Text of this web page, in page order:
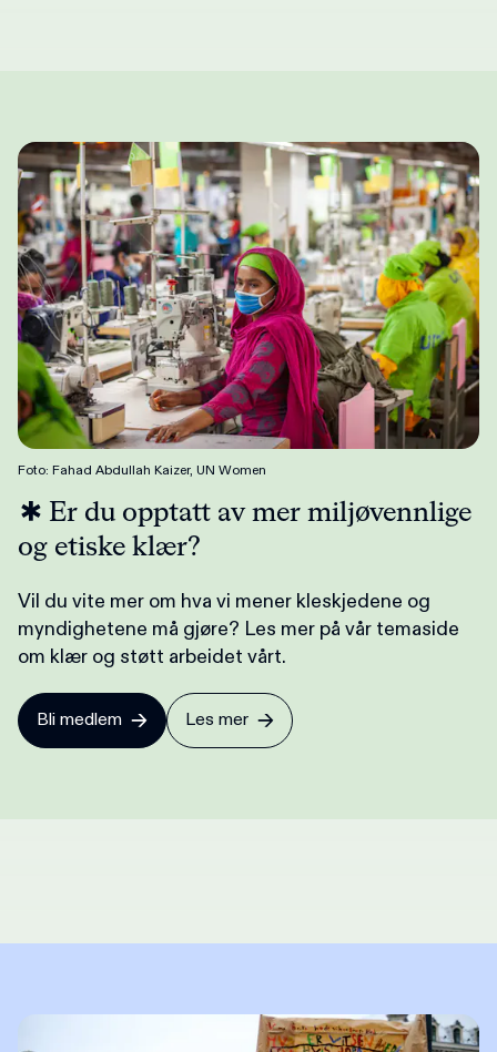
Foto: Fahad Abdullah Kaizer, UN Women
Er du opptatt av mer miljøvennlige
og etiske klær?
Vil du vite mer om hva vi mener kleskjedene og
myndighetene må gjøre? Les mer på vår temaside
om klær og støtt arbeidet vårt.
Bli medlem Les mer